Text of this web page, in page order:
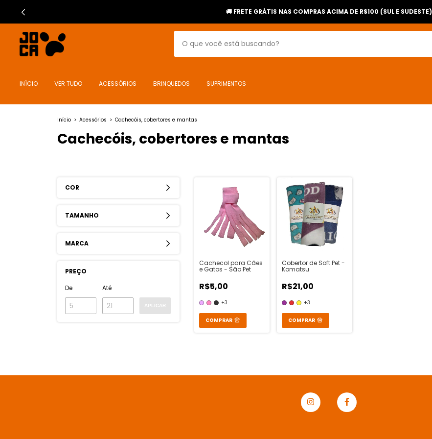
🚚 FRETE GRÁTIS NAS COMPRAS ACIMA DE R$100 (SUL E SUDESTE)
INÍCIO VER TUDO ACESSÓRIOS BRINQUEDOS
SUPRIMENTOS
Início > Acessórios > Cachecóis, cobertores e mantas
Cachecóis, cobertores e mantas
COR
TAMANHO
MARCA
PREÇO
De
Até
APLICAR
Cachecol para Cães
e Gatos - São Pet
R$5,00
+3
COMPRAR
Cobertor de Soft Pet -
Komatsu
R$21,00
+3
COMPRAR